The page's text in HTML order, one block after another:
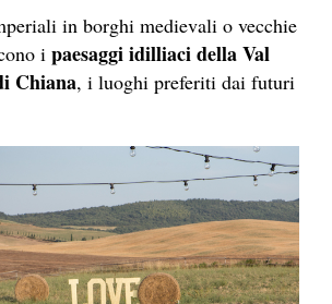
in borghi medievali o vecchie
i paesaggi idilliaci della Val
Chiana, i luoghi preferiti dai futuri